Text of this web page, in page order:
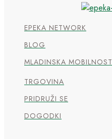
EPEKA NETWORK
BLOG
MLADINSKA MOBILNOST
TRGOVINA
PRIDRUŽI SE
DOGODKI